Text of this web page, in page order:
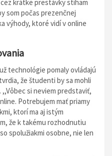
krátke prestávky stíham
som počas prezenčnej
výhody, ktoré vidí v online
technológie pomaly ovládajú
že študenti by sa mohli
si neviem predstaviť,
Potrebujem mať priamy
ktorí ma aj istým
že k takému rozhodnutiu
spolužiakmi osobne, nie len